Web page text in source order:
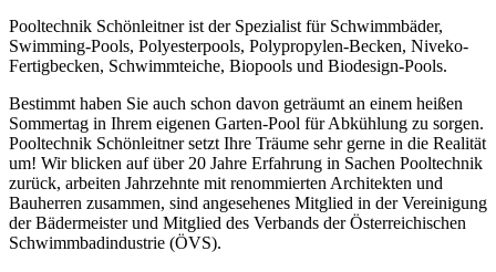
Pooltechnik Schönleitner ist der Spezialist für Schwimmbäder,
Swimming-Pools, Polyesterpools, Polypropylen-Becken, Niveko-
Fertigbecken, Schwimmteiche, Biopools und Biodesign-Pools.
Bestimmt haben Sie auch schon davon geträumt an einem heißen
Sommertag in Ihrem eigenen Garten-Pool für Abkühlung zu sorgen.
Pooltechnik Schönleitner setzt Ihre Träume sehr gerne in die Realität
um! Wir blicken auf über 20 Jahre Erfahrung in Sachen Pooltechnik
zurück, arbeiten Jahrzehnte mit renommierten Architekten und
Bauherren zusammen, sind angesehenes Mitglied in der Vereinigung
der Bädermeister und Mitglied des Verbands der Österreichischen
Schwimmbadindustrie (ÖVS).